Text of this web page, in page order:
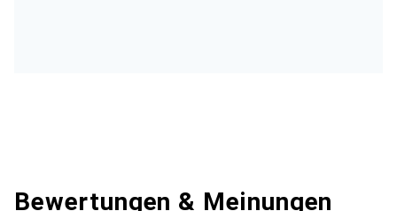
Bewertungen & Meinungen